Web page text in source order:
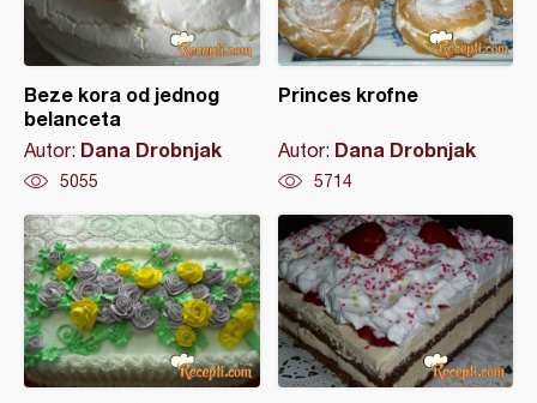
Beze kora od jednog
belanceta
Autor: Dana Drobnjak
5055
Princes krofne
Autor: Dana Drobnjak
5714